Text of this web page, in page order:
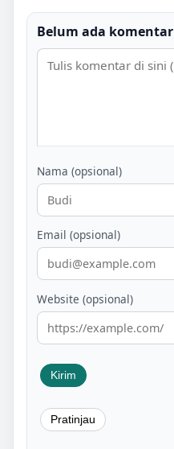
Belum ada komentar
Nama (opsional)
Email (opsional)
Website (opsional)